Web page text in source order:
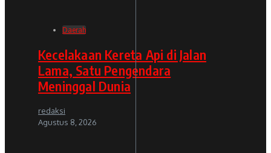
Daerah
Kecelakaan Kereta Api di Jalan
Lama, Satu Pengendara
Meninggal Dunia
redaksi
Agustus 8, 2026